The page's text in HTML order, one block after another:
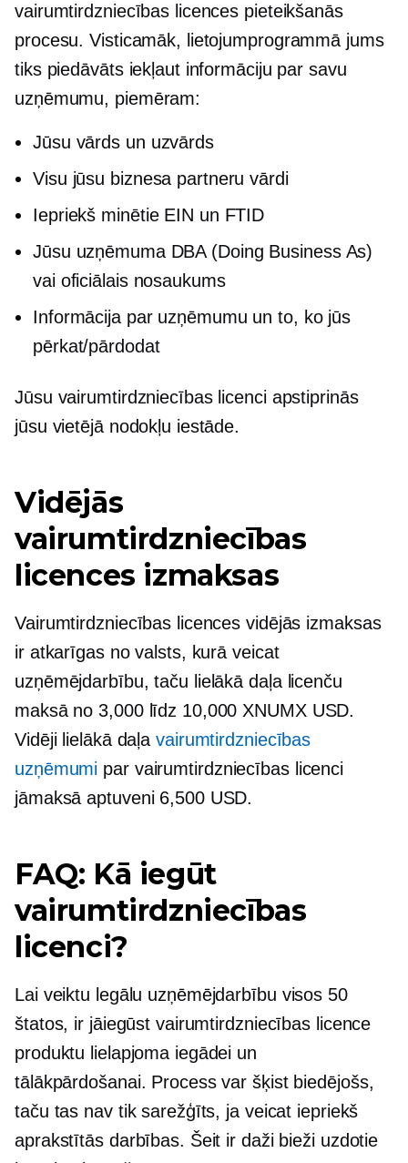
vairumtirdzniecības licences pieteikšanās
procesu. Visticamāk, lietojumprogrammā jums
tiks piedāvāts iekļaut informāciju par savu
uzņēmumu, piemēram:
Jūsu vārds un uzvārds
Visu jūsu biznesa partneru vārdi
Iepriekš minētie EIN un FTID
Jūsu uzņēmuma DBA (Doing Business As)
vai oficiālais nosaukums
Informācija par uzņēmumu un to, ko jūs
pērkat/pārdodat
Jūsu vairumtirdzniecības licenci apstiprinās
jūsu vietējā nodokļu iestāde.
Vidējās
vairumtirdzniecības
licences izmaksas
Vairumtirdzniecības licences vidējās izmaksas
ir atkarīgas no valsts, kurā veicat
uzņēmējdarbību, taču lielākā daļa licenču
maksā no 3,000 līdz 10,000 XNUMX USD.
Vidēji lielākā daļa vairumtirdzniecības
uzņēmumi par vairumtirdzniecības licenci
jāmaksā aptuveni 6,500 USD.
FAQ: Kā iegūt
vairumtirdzniecības
licenci?
Lai veiktu legālu uzņēmējdarbību visos 50
štatos, ir jāiegūst vairumtirdzniecības licence
produktu lielapjoma iegādei un
tālākpārdošanai. Process var šķist biedējošs,
taču tas nav tik sarežģīts, ja veicat iepriekš
aprakstītās darbības. Šeit ir daži bieži uzdotie